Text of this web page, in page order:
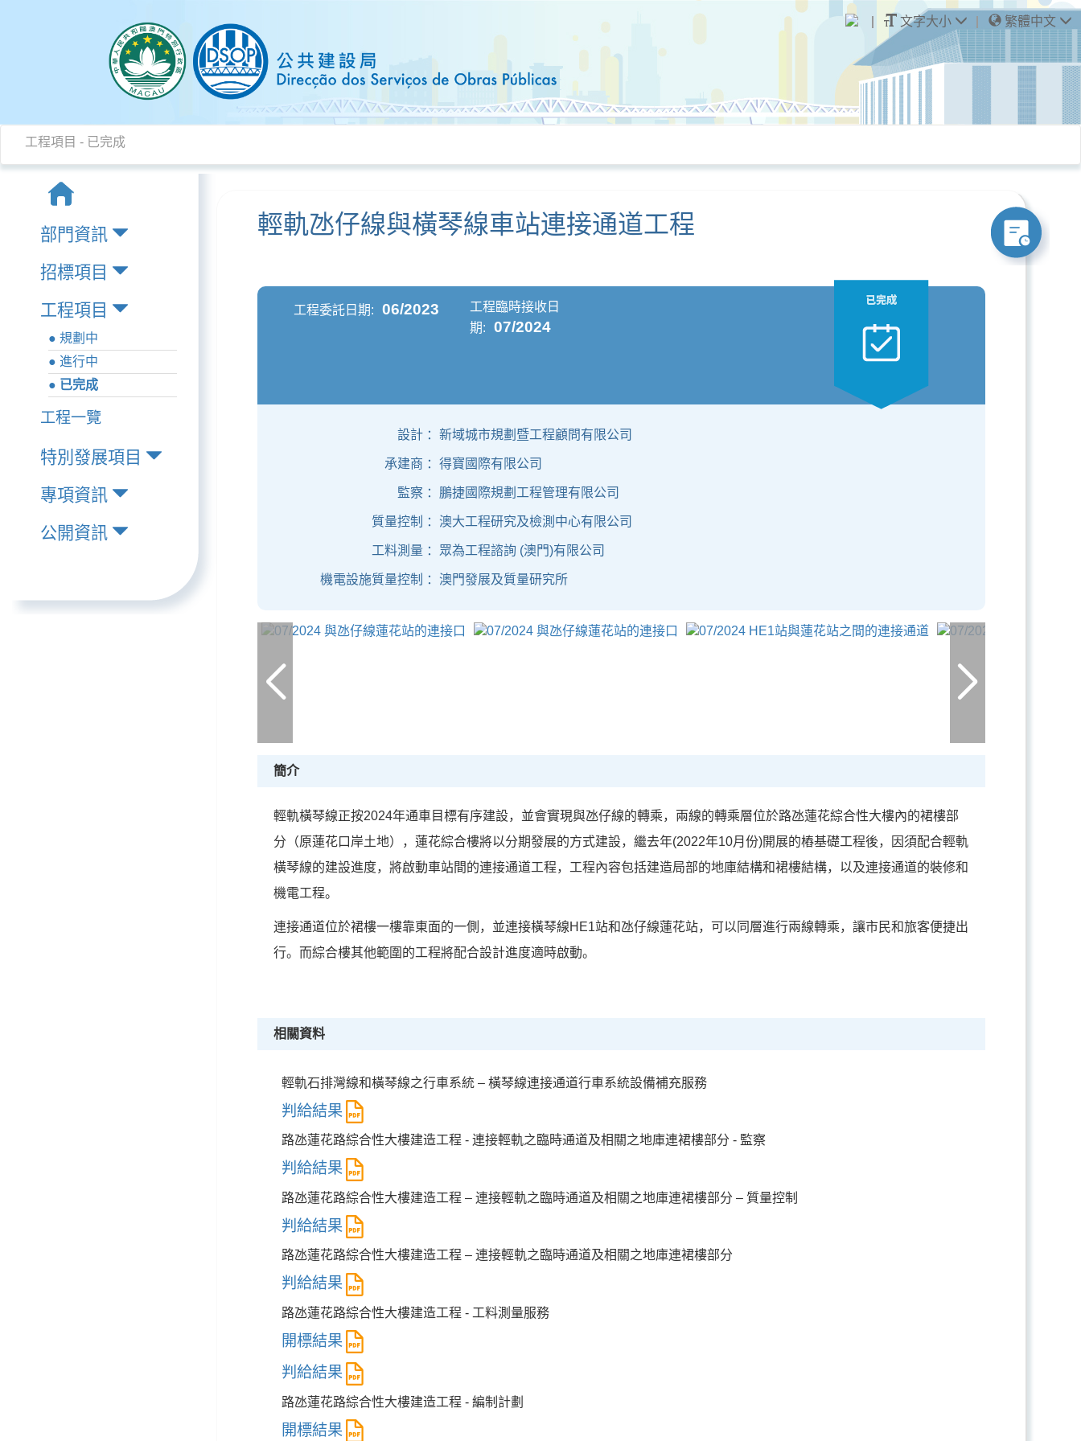
文字大小 繁體中文
工程項目 - 已完成
部門資訊
招標項目
工程項目
● 規劃中
● 進行中
● 已完成
工程一覽
特別發展項目
專項資訊
公開資訊
輕軌氹仔線與橫琴線車站連接通道工程
工程委託日期: 06/2023
工程臨時接收日
期:
07/2024
設計 ：新域城市規劃暨工程顧問有限公司
承建商 ：得寶國際有限公司
監察 ： 鵬捷國際規劃工程管理有限公司
質量控制 ： 澳大工程研究及檢測中心有限公司
工料測量 ： 眾為工程諮詢 (澳門)有限公司
機電設施質量控制 ： 澳門發展及質量研究所
簡介
輕軌橫琴線正按2024年通車目標有序建設，並會實現與氹仔線的轉乘，兩線的轉乘層位於路氹蓮花綜合性大樓內的裙樓部
分（原蓮花口岸土地），蓮花綜合樓將以分期發展的方式建設，繼去年(2022年10月份)開展的樁基礎工程後，因須配合輕軌
橫琴線的建設進度，將啟動車站間的連接通道工程，工程內容包括建造局部的地庫結構和裙樓結構，以及連接通道的裝修和
機電工程。
連接通道位於裙樓一樓靠東面的一側，並連接橫琴線HE1站和氹仔線蓮花站，可以同層進行兩線轉乘，讓市民和旅客便捷出
行。而綜合樓其他範圍的工程將配合設計進度適時啟動。
相關資料
輕軌石排灣線和橫琴線之行車系統 – 橫琴線連接通道行車系統設備補充服務
判給結果
路氹蓮花路綜合性大樓建造工程 - 連接輕軌之臨時通道及相關之地庫連裙樓部分 - 監察
判給結果
路氹蓮花路綜合性大樓建造工程 – 連接輕軌之臨時通道及相關之地庫連裙樓部分 – 質量控制
判給結果
路氹蓮花路綜合性大樓建造工程 – 連接輕軌之臨時通道及相關之地庫連裙樓部分
判給結果
路氹蓮花路綜合性大樓建造工程 - 工料測量服務
開標結果
判給結果
路氹蓮花路綜合性大樓建造工程 - 編制計劃
開標結果